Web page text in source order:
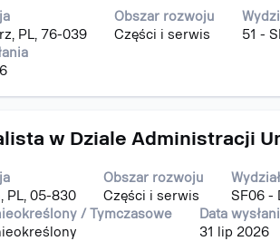
PL, 76-039
Obszar rozwoju
Części i serwis
51 -
w Dziale Administracji
PL, 05-830
Obszar rozwoju
Części i serwis
Wydział
SF06 -
/ Tymczasowe
Data
31 lip 2026